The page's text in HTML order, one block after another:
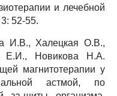
и лечебной
52-55.
И.В., Халецкая О.В.,
Е.И., Новикова Н.А.
магнитотерапии у
астмой, по